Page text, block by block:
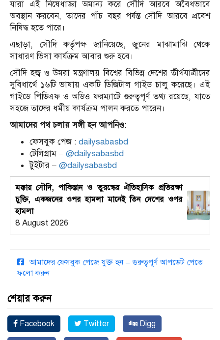
যারা এই নিষেধাজ্ঞা অমান্য করে সৌদি আরবে অবৈধভাবে
অবস্থান করবেন, তাদের পাঁচ বছর পর্যন্ত সৌদি আরবে প্রবেশ
নিষিদ্ধ হতে পারে।
এছাড়া, সৌদি কর্তৃপক্ষ জানিয়েছে, জুনের মাঝামাঝি থেকে
সাধারণ ভিসা কার্যক্রম আবার শুরু হবে।
সৌদি হজ্ব ও উমরা মন্ত্রণালয় বিশ্বের বিভিন্ন দেশের তীর্থযাত্রীদের
সুবিধার্থে ১৬টি ভাষায় একটি ডিজিটাল গাইড চালু করেছে। এই
গাইডে পিডিএফ ও অডিও ফরম্যাটে গুরুত্বপূর্ণ তথ্য রয়েছে, যাতে
সহজে তাদের ধর্মীয় কার্যক্রম পালন করতে পারেন।
আমাদের পথ চলায় সঙ্গী হন আপনিও:
ফেসবুক পেজ : dailysabasbd
টেলিগ্রাম – @dailysabasbd
টুইটার – @dailysabasbd
মক্কায় সৌদি, পাকিস্তান ও তুরস্কের ঐতিহাসিক প্রতিরক্ষা
চুক্তি, একজনের ওপর হামলা মানেই তিন দেশের ওপর
হামলা
8 August 2026
আমাদের ফেসবুক পেজে যুক্ত হন – গুরুত্বপূর্ণ আপডেট পেতে
ফলো করুন
শেয়ার করুন
Facebook Twitter Digg